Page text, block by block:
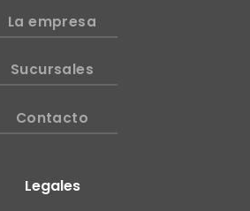
La empresa
Sucursales
Contacto
Legales